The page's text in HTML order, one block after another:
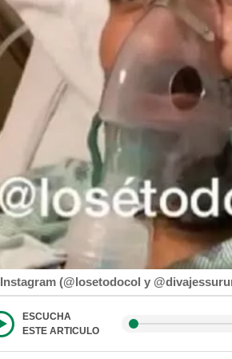
Instagram (@losetodocol y
ESCUCHA
ESTE ARTICULO